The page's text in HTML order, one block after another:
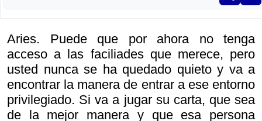
Aries. Puede que por ahora no tenga
acceso a las faciliades que merece, pero
usted nunca se ha quedado quieto y va a
encontrar la manera de entrar a ese entorno
privilegiado. Si va a jugar su carta, que sea
de la mejor manera y que esa persona